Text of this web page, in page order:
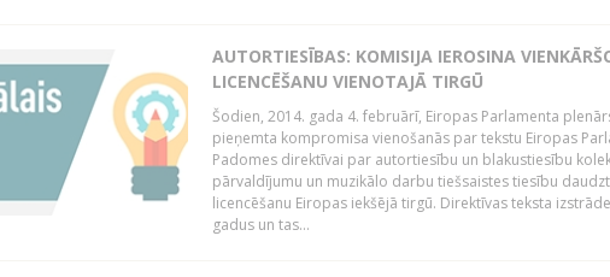
AUTORTIESĪBAS: KOMISIJA IEROSINA
LICENCĒŠANU VIENOTAJĀ TIRGŪ
Šodien, 2014. gada 4. februārī, Eiropas Parlamenta
pieņemta kompromisa vienošanās par tekstu Eiropas
Padomes direktīvai par autortiesību un blakustiesību
pārvaldījumu un muzikālo darbu tiešsaistes tiesību
licencēšanu Eiropas iekšējā tirgū. Direktīvas teksta
gadus un tas...